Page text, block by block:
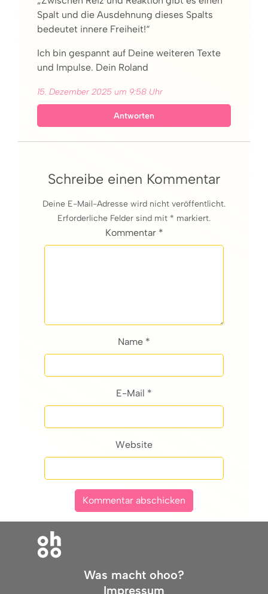
Spalt und die Ausdehnung dieses Spalts
bedeutet innere Freiheit!“
Ich bin gespannt auf Deine weiteren Texte
und Impulse. Dein Roland
15. Dezember 2025 um 9:58 Uhr
Antworten
Schreibe einen Kommentar
Deine E-Mail-Adresse wird nicht veröffentlicht.
Erforderliche Felder sind mit * markiert.
Kommentar *
Name *
E-Mail *
Website
Was macht ohoo?
Impressum